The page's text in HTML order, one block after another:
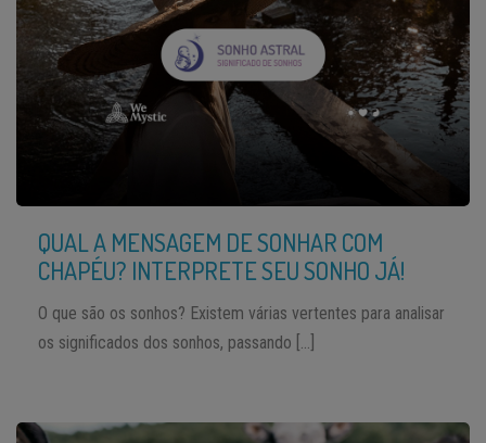
QUAL A MENSAGEM DE SONHAR COM
CHAPÉU? INTERPRETE SEU SONHO JÁ!
O que são os sonhos? Existem várias vertentes para analisar
os significados dos sonhos, passando […]